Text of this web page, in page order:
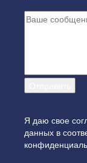
Я даю свое
данных в